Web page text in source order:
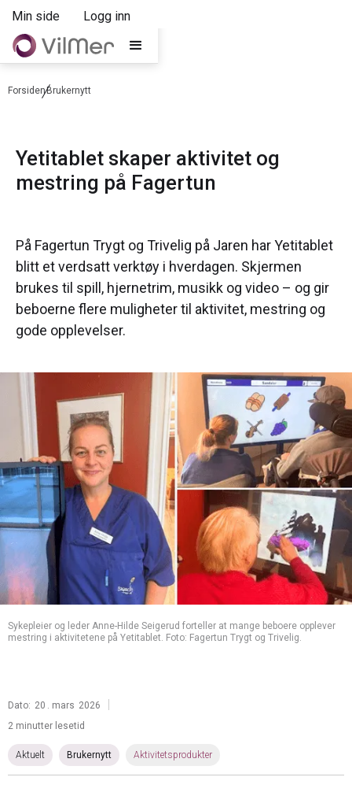
Min side Logg inn
ForsidenBrukernytt
Yetitablet skaper aktivitet og
mestring på Fagertun
På Fagertun Trygt og Trivelig på Jaren har Yetitablet
blitt et verdsatt verktøy i hverdagen. Skjermen
brukes til spill, hjernetrim, musikk og video – og gir
beboerne flere muligheter til aktivitet, mestring og
gode opplevelser.
Sykepleier og leder Anne-Hilde Seigerud forteller at mange beboere opplever
mestring i aktivitetene på Yetitablet. Foto: Fagertun Trygt og Trivelig.
Dato: 20 mars 2026
2 minutter lesetid
Aktuelt Brukernytt Aktivitetsprodukter